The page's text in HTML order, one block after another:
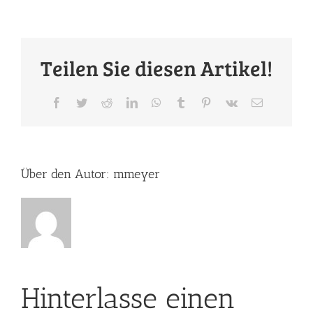
Teilen Sie diesen Artikel!
Facebook
TwitterRedditLinkedInWhatsApp
Tumblr Pinterest
Vk
E-
Über den Autor: mmeyer
Hinterlasse einen